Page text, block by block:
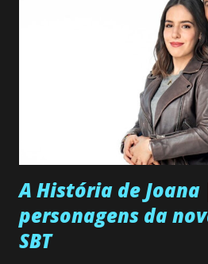
A História de Joana
personagens da
SBT